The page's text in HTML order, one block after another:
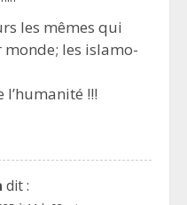
les mêmes qui
les islamo-
l’humanité !!!
dit :